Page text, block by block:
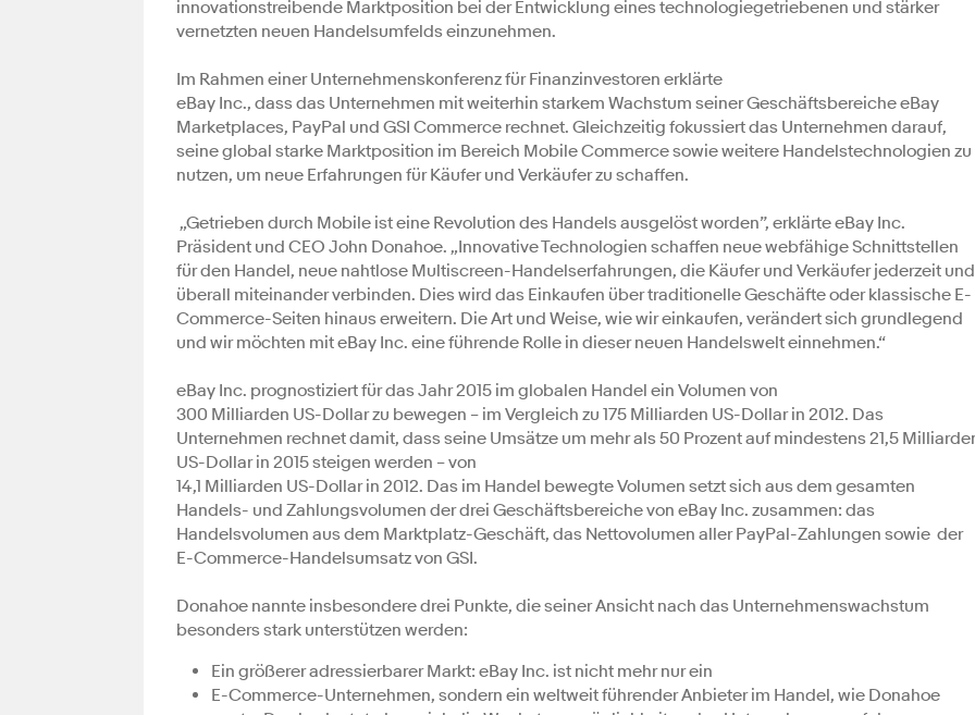
innovationstreibende Marktposition bei der Entwicklung eines technologiegetriebenen und stärker
vernetzten neuen Handelsumfelds einzunehmen.
Im Rahmen einer Unternehmenskonferenz für Finanzinvestoren erklärte
eBay Inc., dass das Unternehmen mit weiterhin starkem Wachstum seiner Geschäftsbereiche eBay
Marketplaces, PayPal und GSI Commerce rechnet. Gleichzeitig fokussiert das Unternehmen darauf,
seine global starke Marktposition im Bereich Mobile Commerce sowie weitere Handelstechnologien zu
nutzen, um neue Erfahrungen für Käufer und Verkäufer zu schaffen.
„Getrieben durch Mobile ist eine Revolution des Handels ausgelöst worden”, erklärte eBay Inc.
Präsident und CEO John Donahoe. „Innovative Technologien schaffen neue webfähige Schnittstellen
für den Handel, neue nahtlose Multiscreen-Handelserfahrungen, die Käufer und Verkäufer jederzeit und
überall miteinander verbinden. Dies wird das Einkaufen über traditionelle Geschäfte oder klassische E-
Commerce-Seiten hinaus erweitern. Die Art und Weise, wie wir einkaufen, verändert sich grundlegend
und wir möchten mit eBay Inc. eine führende Rolle in dieser neuen Handelswelt einnehmen.“
eBay Inc. prognostiziert für das Jahr 2015 im globalen Handel ein Volumen von
300 Milliarden US-Dollar zu bewegen – im Vergleich zu 175 Milliarden US-Dollar in 2012. Das
Unternehmen rechnet damit, dass seine Umsätze um mehr als 50 Prozent auf mindestens 21,5
US-Dollar in 2015 steigen werden – von
14,1 Milliarden US-Dollar in 2012. Das im Handel bewegte Volumen setzt sich aus dem gesamten
Handels- und Zahlungsvolumen der drei Geschäftsbereiche von eBay Inc. zusammen: das
Handelsvolumen aus dem Marktplatz-Geschäft, das Nettovolumen aller PayPal-Zahlungen sowie der
E-Commerce-Handelsumsatz von GSI.
Donahoe nannte insbesondere drei Punkte, die seiner Ansicht nach das Unternehmenswachstum
besonders stark unterstützen werden:
Ein größerer adressierbarer Markt: eBay Inc. ist nicht mehr nur ein
E-Commerce-Unternehmen, sondern ein weltweit führender Anbieter im Handel, wie Donahoe